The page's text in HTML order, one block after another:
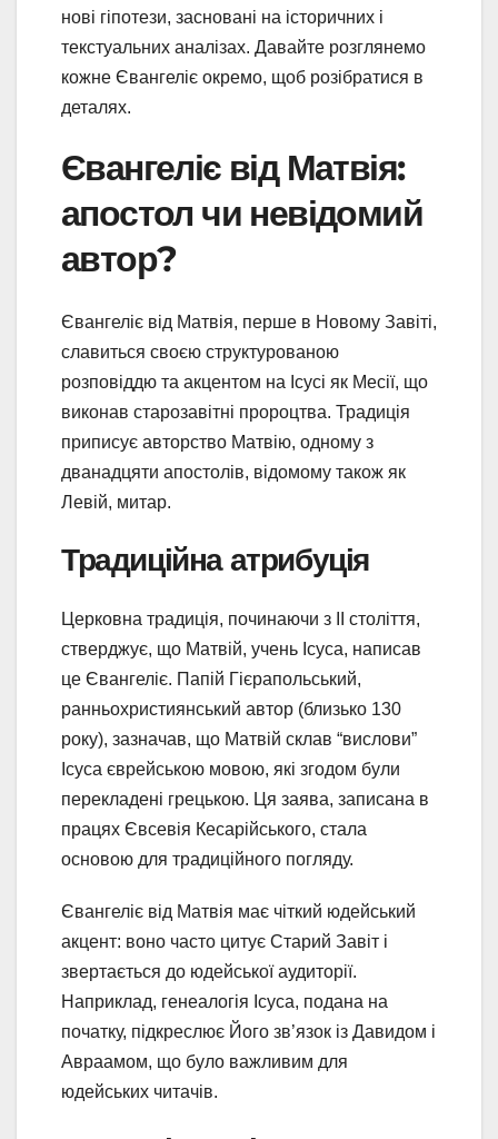
нові гіпотези, засновані на історичних і
текстуальних аналізах. Давайте розглянемо
кожне Євангеліє окремо, щоб розібратися в
деталях.
Євангеліє від Матвія:
апостол чи невідомий
автор?
Євангеліє від Матвія, перше в Новому Завіті,
славиться своєю структурованою
розповіддю та акцентом на Ісусі як Месії, що
виконав старозавітні пророцтва. Традиція
приписує авторство Матвію, одному з
дванадцяти апостолів, відомому також як
Левій, митар.
Традиційна атрибуція
Церковна традиція, починаючи з ІІ століття,
стверджує, що Матвій, учень Ісуса, написав
це Євангеліє. Папій Гієрапольський,
ранньохристиянський автор (близько 130
року), зазначав, що Матвій склав “вислови”
Ісуса єврейською мовою, які згодом були
перекладені грецькою. Ця заява, записана в
працях Євсевія Кесарійського, стала
основою для традиційного погляду.
Євангеліє від Матвія має чіткий юдейський
акцент: воно часто цитує Старий Завіт і
звертається до юдейської аудиторії.
Наприклад, генеалогія Ісуса, подана на
початку, підкреслює Його зв’язок із Давидом і
Авраамом, що було важливим для
юдейських читачів.